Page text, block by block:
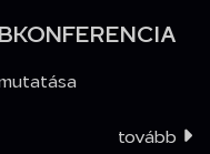
tovább